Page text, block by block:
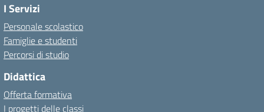
I Servizi
Personale scolastico
Famiglie e studenti
Percorsi di studio
Didattica
Offerta formativa
I progetti delle classi